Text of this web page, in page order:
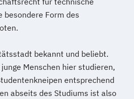
besondere Form des
bekannt und beliebt.
Menschen hier studieren,
entsprechend
abseits des Studiums ist also